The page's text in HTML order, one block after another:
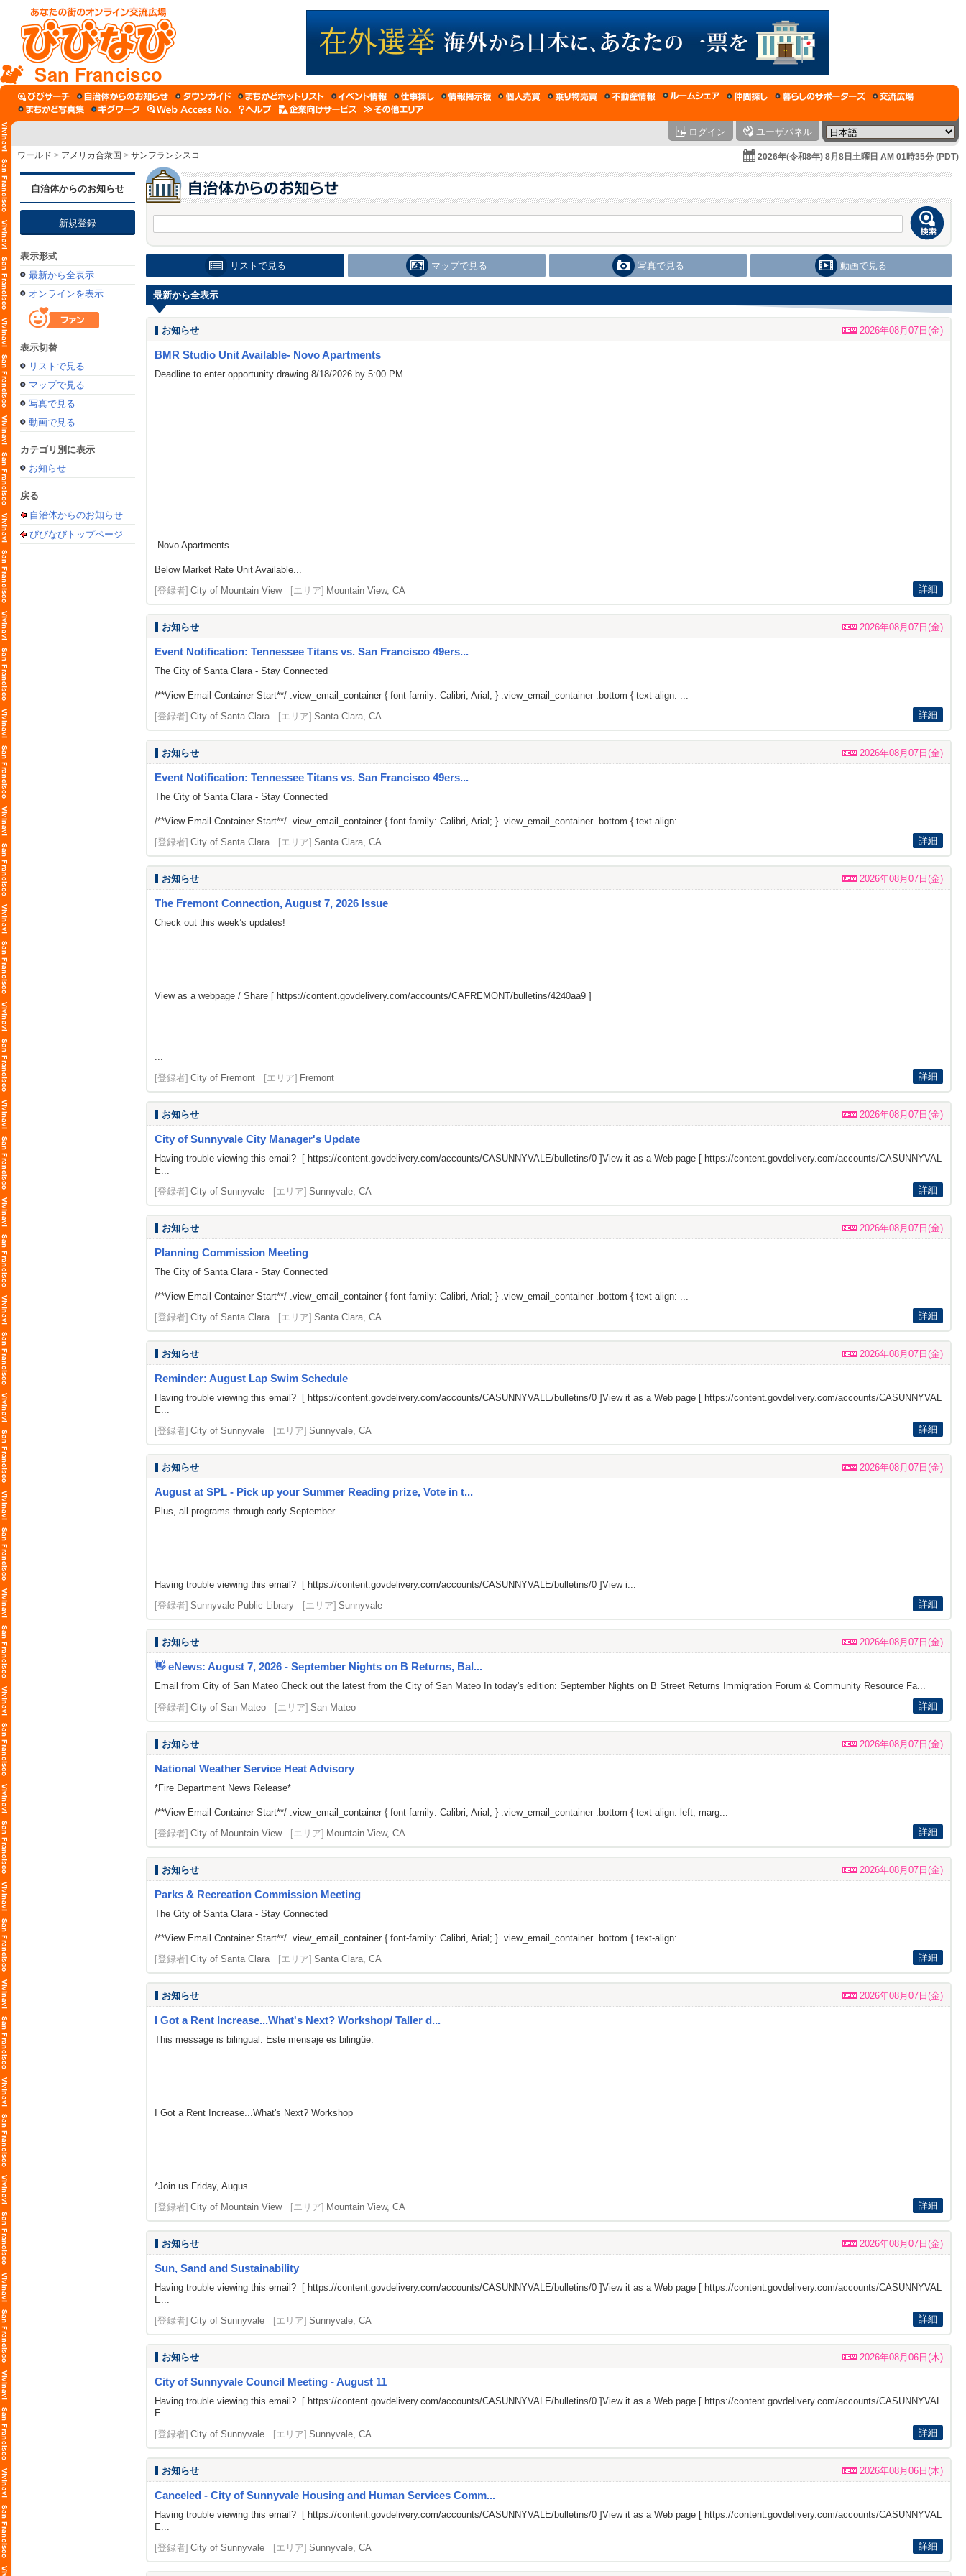
San Francisco
ログイン ユーザパネル
ワールド > アメリカ合衆国 > サンフランシスコ 2026年(令和8年) 8月8日土曜日 AM 01時35分 (PDT)
自治体からのお知らせ
新規登録
表示形式
最新から全表示
オンラインを表示
表示切替
リストで見る
マップで見る
写真で見る
動画で見る
カテゴリ別に表示
お知らせ
戻る
自治体からのお知らせ
びびなびトップページ
リストで見る マップで見る 写真で見る 動画で見る
最新から全表示
お知らせ 2026年08月07日(金)
BMR Studio Unit Available- Novo Apartments
Deadline to enter opportunity drawing 8/18/2026 by 5:00 PM
Novo Apartments
Below Market Rate Unit Available...
[登録者] City of Mountain View [エリア] Mountain View, CA 詳細
お知らせ 2026年08月07日(金)
Event Notification: Tennessee Titans vs. San Francisco 49ers...
The City of Santa Clara - Stay Connected
/**View Email Container Start**/ .view_email_container { font-family: Calibri, Arial; } .view_email_container .bottom { text-align: ...
[登録者] City of Santa Clara [エリア] Santa Clara, CA 詳細
お知らせ 2026年08月07日(金)
Event Notification: Tennessee Titans vs. San Francisco 49ers...
The City of Santa Clara - Stay Connected
/**View Email Container Start**/ .view_email_container { font-family: Calibri, Arial; } .view_email_container .bottom { text-align: ...
[登録者] City of Santa Clara [エリア] Santa Clara, CA 詳細
お知らせ 2026年08月07日(金)
The Fremont Connection, August 7, 2026 Issue
Check out this week’s updates!
View as a webpage / Share [ https://content.govdelivery.com/accounts/CAFREMONT/bulletins/4240aa9 ]
...
[登録者] City of Fremont [エリア] Fremont 詳細
お知らせ 2026年08月07日(金)
City of Sunnyvale City Manager's Update
Having trouble viewing this email? [ https://content.govdelivery.com/accounts/CASUNNYVALE/bulletins/0 ]View it as a Web page [ https://content.govdelivery.com/accounts/CASUNNYVAL
E...
[登録者] City of Sunnyvale [エリア] Sunnyvale, CA 詳細
お知らせ 2026年08月07日(金)
Planning Commission Meeting
The City of Santa Clara - Stay Connected
/**View Email Container Start**/ .view_email_container { font-family: Calibri, Arial; } .view_email_container .bottom { text-align: ...
[登録者] City of Santa Clara [エリア] Santa Clara, CA 詳細
お知らせ 2026年08月07日(金)
Reminder: August Lap Swim Schedule
Having trouble viewing this email? [ https://content.govdelivery.com/accounts/CASUNNYVALE/bulletins/0 ]View it as a Web page [ https://content.govdelivery.com/accounts/CASUNNYVAL
E...
[登録者] City of Sunnyvale [エリア] Sunnyvale, CA 詳細
お知らせ 2026年08月07日(金)
August at SPL - Pick up your Summer Reading prize, Vote in t...
Plus, all programs through early September
Having trouble viewing this email? [ https://content.govdelivery.com/accounts/CASUNNYVALE/bulletins/0 ]View i...
[登録者] Sunnyvale Public Library [エリア] Sunnyvale 詳細
お知らせ 2026年08月07日(金)
👋 eNews: August 7, 2026 - September Nights on B Returns, Bal...
Email from City of San Mateo Check out the latest from the City of San Mateo In today's edition: September Nights on B Street Returns Immigration Forum & Community Resource Fa...
[登録者] City of San Mateo [エリア] San Mateo 詳細
お知らせ 2026年08月07日(金)
National Weather Service Heat Advisory
*Fire Department News Release*
/**View Email Container Start**/ .view_email_container { font-family: Calibri, Arial; } .view_email_container .bottom { text-align: left; marg...
[登録者] City of Mountain View [エリア] Mountain View, CA 詳細
お知らせ 2026年08月07日(金)
Parks & Recreation Commission Meeting
The City of Santa Clara - Stay Connected
/**View Email Container Start**/ .view_email_container { font-family: Calibri, Arial; } .view_email_container .bottom { text-align: ...
[登録者] City of Santa Clara [エリア] Santa Clara, CA 詳細
お知らせ 2026年08月07日(金)
I Got a Rent Increase...What's Next? Workshop/ Taller d...
This message is bilingual. Este mensaje es bilingüe.
I Got a Rent Increase...What's Next? Workshop
*Join us Friday, Augus...
[登録者] City of Mountain View [エリア] Mountain View, CA 詳細
お知らせ 2026年08月07日(金)
Sun, Sand and Sustainability
Having trouble viewing this email? [ https://content.govdelivery.com/accounts/CASUNNYVALE/bulletins/0 ]View it as a Web page [ https://content.govdelivery.com/accounts/CASUNNYVAL
E...
[登録者] City of Sunnyvale [エリア] Sunnyvale, CA 詳細
お知らせ 2026年08月06日(木)
City of Sunnyvale Council Meeting - August 11
Having trouble viewing this email? [ https://content.govdelivery.com/accounts/CASUNNYVALE/bulletins/0 ]View it as a Web page [ https://content.govdelivery.com/accounts/CASUNNYVAL
E...
[登録者] City of Sunnyvale [エリア] Sunnyvale, CA 詳細
お知らせ 2026年08月06日(木)
Canceled - City of Sunnyvale Housing and Human Services Comm...
Having trouble viewing this email? [ https://content.govdelivery.com/accounts/CASUNNYVALE/bulletins/0 ]View it as a Web page [ https://content.govdelivery.com/accounts/CASUNNYVAL
E...
[登録者] City of Sunnyvale [エリア] Sunnyvale, CA 詳細